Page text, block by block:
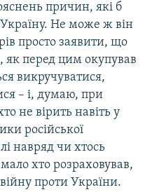
причин, які б
Не може ж він
просто заявити, що
як перед цим окупував
викручуватися,
– і, думаю, при
не вірить навіть у
російської
навряд чи хтось
хто розраховував,
проти України.